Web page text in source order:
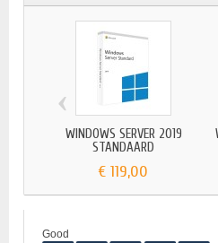
WINDOWS SERVER 2019
STANDAARD
€ 119,00
‹
Good